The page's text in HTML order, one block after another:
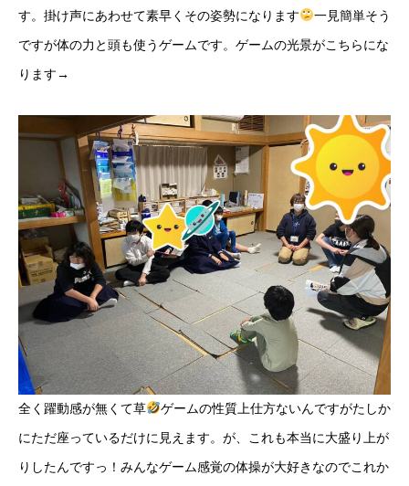
す。掛け声にあわせて素早くその姿勢になります 一見簡単そう
ですが体の力と頭も使うゲームです。ゲームの光景がこちらにな
ります→
全く躍動感が無くて草 ゲームの性質上仕方ないんですがたしか
にただ座っているだけに見えます。が、これも本当に大盛り上が
りしたんですっ！みんなゲーム感覚の体操が大好きなのでこれか